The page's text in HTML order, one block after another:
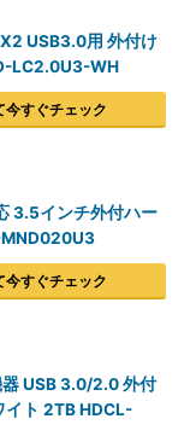
USB3.0用 外付け
LC2.0U3-WH
今すぐチェック
3.5インチ外付ハー
MND020U3
今すぐチェック
USB 3.0/2.0 外付
イト 2TB HDCL-